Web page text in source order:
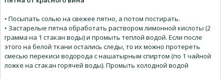
• Посыпать солью на свежее пятно, а потом постирать.
• Застарелые пятна обработать раствором лимонной кислоты (2
грамма на 1 стакан воды) и промыть теплой водой. Если после
этого на белой ткани остались следы, то их можно протереть
смесью перекиси водорода с нашатырным спиртом (по 1 чайной
ложке на стакан горячей воды). Промыть холодной водой